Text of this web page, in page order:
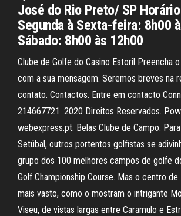
José do Rio Preto/ SP
Segunda à Sexta-feira: 8h00
Sábado: 8h00 às 12h00
Clube de Golfe do Casino Estoril Preencha
com a sua mensagem. Seremos breves na
contato. Contactos. Entre em contacto
214667721. 2020 Direitos Reservados.
webexpress.pt. Belas Clube de Campo.
Setúbal, outros portentos golfistas se
grupo dos 100 melhores campos de golfe
Golf Championship Course. Mas o centro
mais vasto, como o mostram o intrigante
Viseu, de vistas largas entre Caramulo e